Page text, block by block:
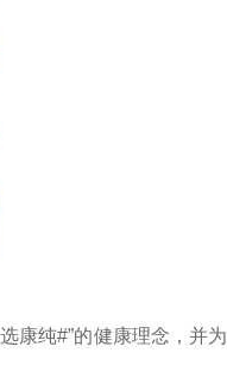
纯#”的健康理念，并为